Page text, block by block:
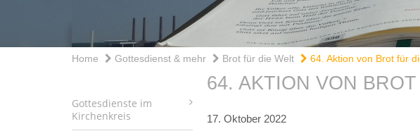
Home Gottesdienst & mehr Brot für die Welt 64. Aktion von Brot für
Gottesdienste im
Kirchenkreis
64. AKTION VON
17. Oktober 2022